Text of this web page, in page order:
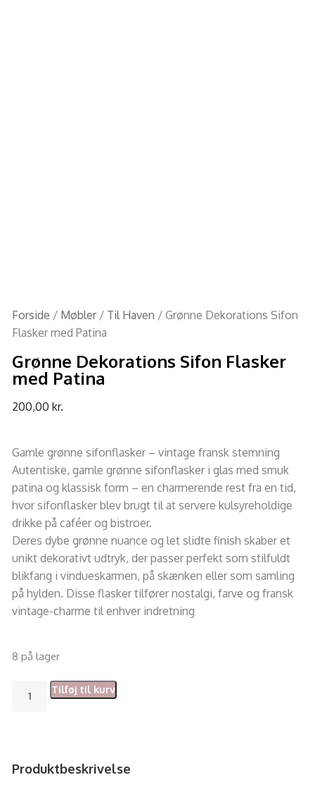
Forside / Møbler/ Til Haven / Grønne Dekorations Sifon
Flasker med Patina
Grønne Dekorations Sifon Flasker
med Patina
200,00 kr.
Gamle grønne sifonflasker – vintage fransk stemning
Autentiske, gamle grønne sifonflasker i glas med smuk
patina og klassisk form – en charmerende rest fra en tid,
hvor sifonflasker blev brugt til at servere kulsyreholdige
drikke på caféer og bistroer.
Deres dybe grønne nuance og let slidte finish skaber et
unikt dekorativt udtryk, der passer perfekt som stilfuldt
blikfang i vindueskarmen, på skænken eller som samling
på hylden. Disse flasker tilfører nostalgi, farve og fransk
vintage-charme til enhver indretning
8 på lager
Tilføj til kurv
Produktbeskrivelse